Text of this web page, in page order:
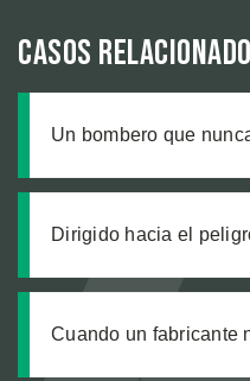
Casos
Un bombero que
Dirigido hacia el
Cuando un fabricante